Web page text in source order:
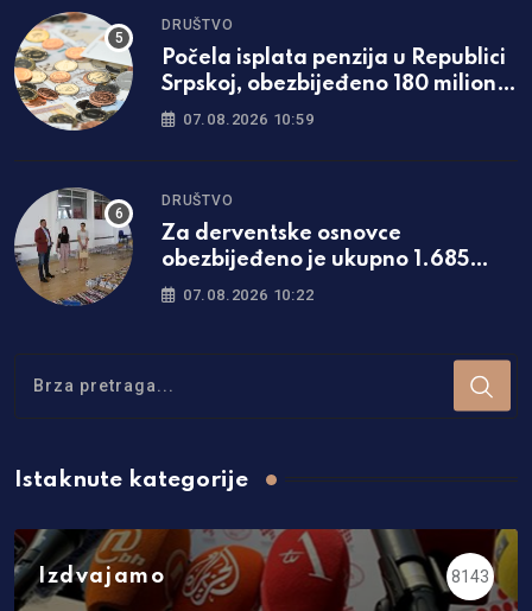
DRUŠTVO
Počela isplata penzija u Republici
Srpskoj, obezbijeđeno 180 miliona
KM07.08.2026 10:59
DRUŠTVO
Za derventske osnovce
obezbijeđeno je ukupno 1.685
kompleta besplatnih udžbenika
07.08.2026 10:22
Istaknute kategorije
Izdvajamo 8143